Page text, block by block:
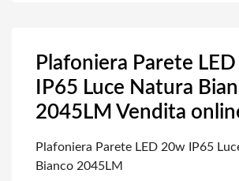
Plafoniera Parete
IP65 Luce Natura
2045LM Vendita
Plafoniera Parete LED 20w IP65
Bianco 2045LM